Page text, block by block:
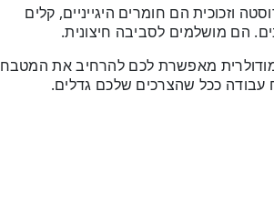
וזכוכית הם חומרים היגייניים, קלים
הם מושלמים לסביבה חיצונית.
מאפשרת לכם להרחיב את המטבח
עבודה ככל שהצרכים שלכם גדלים.